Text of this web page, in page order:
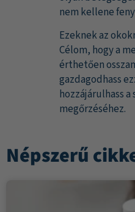
nem kellene
Ezeknek az
Célom, hogy a
érthetően
gazdagodhass
hozzájárulhass a
megőrzéséhez.
Népszerű